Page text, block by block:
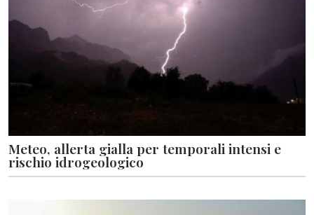
Meteo, allerta gialla per temporali intensi e
rischio idrogeologico